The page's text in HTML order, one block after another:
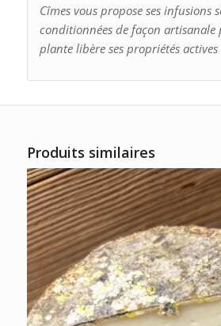
Cîmes vous propose ses infusions
conditionnées de façon artisanale
plante libère ses propriétés actives
Produits similaires